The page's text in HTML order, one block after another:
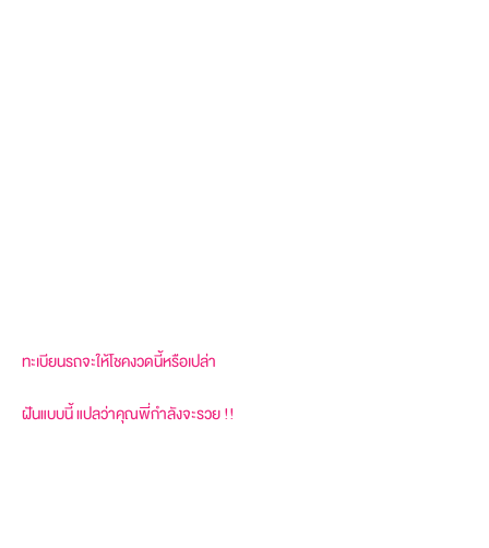
ทะเบียนรถจะให้โชคงวดนี้หรือเปล่า
ฝันแบบนี้ แปลว่าคุณพี่กำลังจะรวย !!